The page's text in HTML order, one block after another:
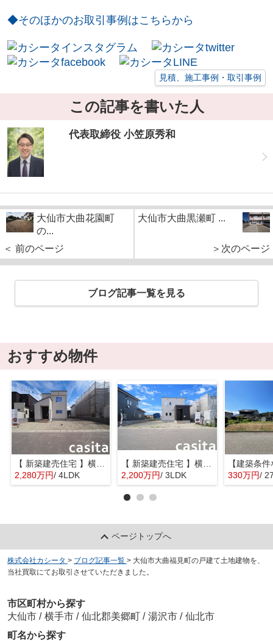
◆そのほかのお取引事例はこちらから
見積、施工事例・取引事例
この記事を書いた人
代表取締役 小笠原秀和
大仙市大曲花園町
の...
＜ 前のページ
大仙市大曲黒瀬町 ...
＞次のページ
ブログ記事一覧を見る
おすすめ物件
【 新築建売住宅 】横手市八幡字長者町No58 横手北小学校区のオール電化 4LDK
2,280万円/ 4LDK
【 新築建売住宅 】横手市八幡字長者町No50 横手北小学校区のオール電化 3LDK
2,200万円/ 3LDK 330万円/
ページトップへ
株式会社カシータ > ブログ記事一覧 > 大仙市大曲福見町の戸建て土地建物を、
当社買取にてお取引させていただきました。
市区町村から探す
大仙市 / 横手市 / 仙北郡美郷町 / 湯沢市 / 仙北市
町名から探す